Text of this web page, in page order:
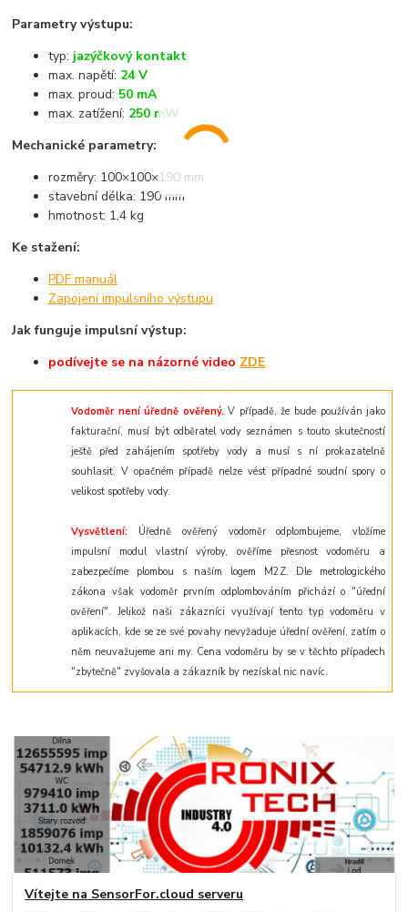
Parametry výstupu:
typ: jazýčkový kontakt
max. napětí: 24 V
max. proud: 50 mA
max. zatížení: 250 mW
Mechanické parametry:
rozměry: 100×100×190 mm
stavební délka: 190 mm
hmotnost: 1,4 kg
Ke stažení:
PDF manuál
Zapojení impulsního výstupu
Jak funguje impulsní výstup:
podívejte se na názornévideo ZDE
Vodoměr není úředně ověřený.V případě, že bude používán jako
fakturační, musí být odběratel vody seznámen s touto skutečností
ještě před zahájením spotřeby vody a musí s ní prokazatelně
souhlasit. V opačném případě nelze vést případné soudní spory o
velikost spotřeby vody.
Vysvětlení: Úředně ověřený vodoměr odplombujeme, vložíme
impulsní modul vlastní výroby, ověříme přesnost vodoměru a
zabezpečíme plombou s naším logem M2Z. Dle metrologického
zákona však vodoměr prvním odplombováním přichází o "úřední
ověření". Jelikož naši zákazníci využívají tento typ vodoměru v
aplikacích, kde se ze své povahy nevyžaduje úřední ověření, zatím o
něm neuvažujeme ani my. Cena vodoměru by se v těchto případech
"zbytečně" zvyšovala a zákazník by nezískal nic navíc.
Vítejte na SensorFor.cloud serveru